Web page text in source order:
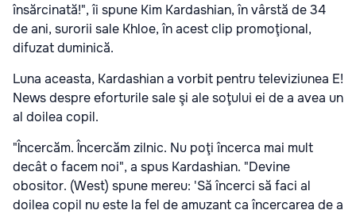
însărcinată!", îi spune Kim Kardashian, în vârstă de 34
de ani, surorii sale Khloe, în acest clip promoţional,
difuzat duminică.
Luna aceasta, Kardashian a vorbit pentru televiziunea E!
News despre eforturile sale şi ale soţului ei de a avea un
al doilea copil.
"Încercăm. Încercăm zilnic. Nu poţi încerca mai mult
decât o facem noi", a spus Kardashian. "Devine
obositor. (West) spune mereu: 'Să încerci să faci al
doilea copil nu este la fel de amuzant ca încercarea de a